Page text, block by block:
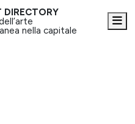
DIRECTORY
nella capitale